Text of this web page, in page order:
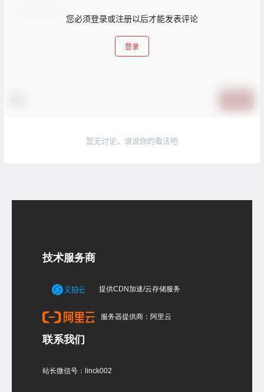
您必须登录或注册以后才能发表评论
登录
暂无讨论，说说你的看法吧
技术服务商
提供CDN加速/云存储服务
服务器提供商：阿里云
联系我们
站长微信号：linck002